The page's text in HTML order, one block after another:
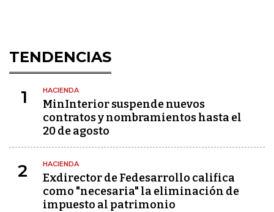
TENDENCIAS
1 HACIENDA
MinInterior suspende nuevos
contratos y nombramientos hasta el
20 de agosto
2 HACIENDA
Exdirector de Fedesarrollo califica
como "necesaria" la eliminación de
impuesto al patrimonio